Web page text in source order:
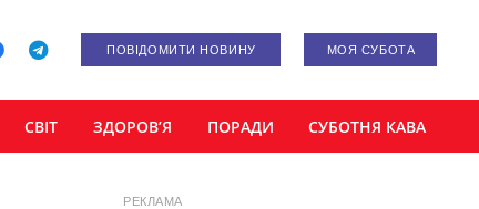
ПОВІДОМИТИ НОВИНУ МОЯ СУБОТА
СВІТ ЗДОРОВ’Я ПОРАДИ СУБОТНЯ КАВА
РЕКЛАМА